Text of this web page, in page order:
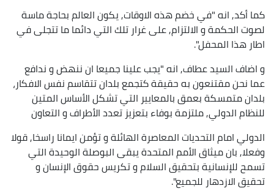
كما أكد, انه "في خضم هذه الاوقات, يكون العالم بحاجة ماسة
لصوت الحكمة و الالتزام, على غرار تلك التي دائما ما تتجلى في
اطار هذا المحفل".
و اضاف السيد عطاف, انه "يجب علينا جميعا ان ننهض و ندافع
عما نحن مقتنعون به حقيقة كتجمع بلدان تتقاسم نفس الافكار،
بلدان متمسكة بعمق بالمعايير التي تشكل الأساس المتين
للنظام الدولي, ملتزمة بوفاء بتعزيز تعدد الأطراف و التعاون
الدولي امام التحديات المعاصرة الهائلة و تؤمن ايمانا راسخا, قولا
وفعلا, بان ميثاق الأمم المتحدة يبقى البوصلة الوحيدة التي
تسمح للإنسانية بتحقيق السلام و تكريس حقوق الإنسان و
تحقيق الازدهار للجميع".